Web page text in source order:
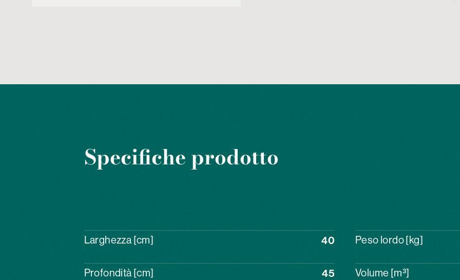
Specifiche prodotto
Larghezza [cm] 40
Profondità [cm] 45
Peso lordo [kg]
Volume [m³]